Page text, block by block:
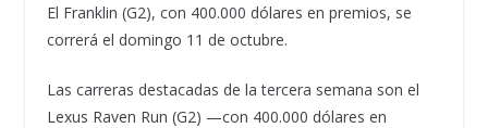
El Franklin (G2), con 400.000 dólares en premios, se
correrá el domingo 11 de octubre.
Las carreras destacadas de la tercera semana son el
Lexus Raven Run (G2) —con 400.000 dólares en